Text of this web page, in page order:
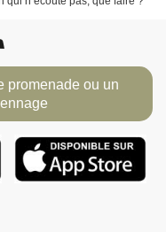
promenade ou un